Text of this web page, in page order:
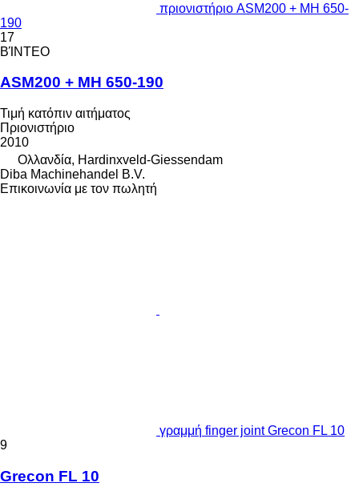
πριονιστήριο ASM200 + MH 650-
190
17
ΒΊΝΤΕΟ
ASM200 + MH 650-190
Τιμή κατόπιν αιτήματος
Πριονιστήριο
2010
Ολλανδία, Hardinxveld-Giessendam
Diba Machinehandel B.V.
Επικοινωνία με τον πωλητή
γραμμή finger joint Grecon FL 10
9
Grecon FL 10